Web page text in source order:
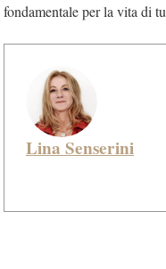
fondamentale per la vita di
Lina Senserini